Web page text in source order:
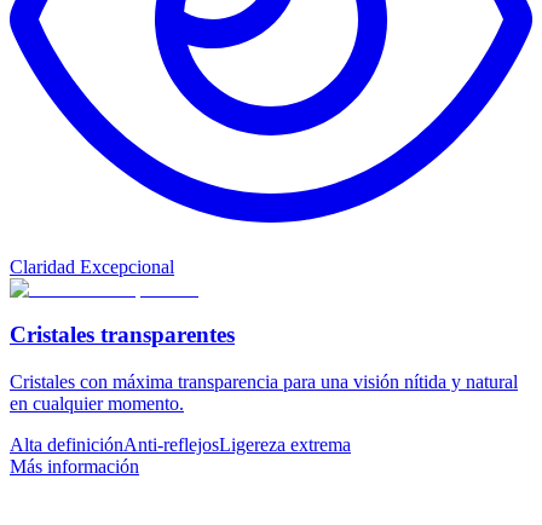
Claridad Excepcional
Cristales transparentes
Cristales con máxima transparencia para una visión nítida y natural
en cualquier momento.
Alta definiciónAnti-reflejosLigereza extrema
Más información